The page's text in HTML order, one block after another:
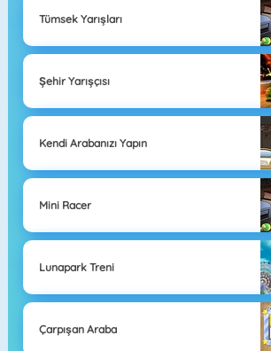
Tümsek Yarışları
Şehir Yarışçısı
Kendi Arabanızı Yapın
Mini Racer
Lunapark Treni
Çarpışan Araba